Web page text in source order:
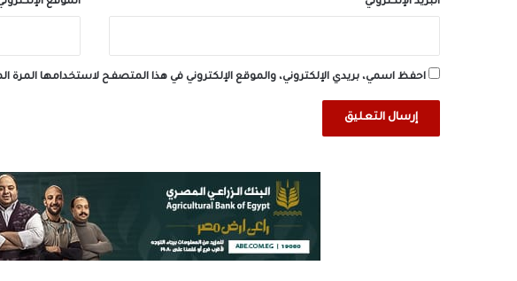
احفظ اسمي، بريدي الإلكتروني، والموقع الإلكتروني في هذا المتصفح لاستخدامها المرة